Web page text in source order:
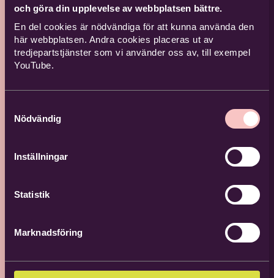
och göra din upplevelse av webbplatsen bättre.
En del cookies är nödvändiga för att kunna använda den
här webbplatsen. Andra cookies placeras ut av
tredjepartstjänster som vi använder oss av, till exempel
YouTube.
Nödvändig
Inställningar
Statistik
Marknadsföring
Täby
2026
Spelmansgård med Täby
Björklund!